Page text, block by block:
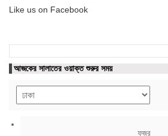
Like us on Facebook
আজকের সালাতের ওয়াক্ত শুরুর সময়
ফজর